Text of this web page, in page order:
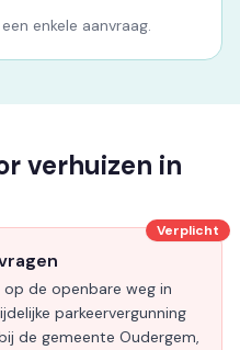
enkele aanvraag.
verhuizen in
Verplicht
op de openbare weg in
parkeervergunning
de gemeente Oudergem,